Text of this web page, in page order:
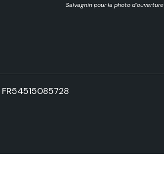
Salvagnin pour la photo d’ouverture
FR54515085728